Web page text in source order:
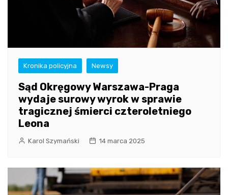
Kronika policyjna Newsy
Sąd Okręgowy Warszawa-Praga
wydaje surowy wyrok w sprawie
tragicznej śmierci czteroletniego
Leona
Karol Szymański 14 marca 2025